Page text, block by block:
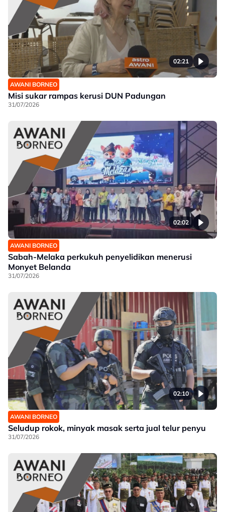
02:21
AWANI BORNEO
Misi sukar rampas kerusi DUN Padungan
31/07/2026
02:02
AWANI BORNEO
Sabah-Melaka perkukuh penyelidikan menerusi
Monyet Belanda
31/07/2026
02:10
AWANI BORNEO
Seludup rokok, minyak masak serta jual telur penyu
31/07/2026